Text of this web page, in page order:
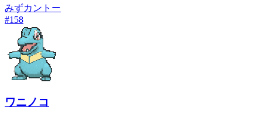
みずカントー
#158
ワニノコ